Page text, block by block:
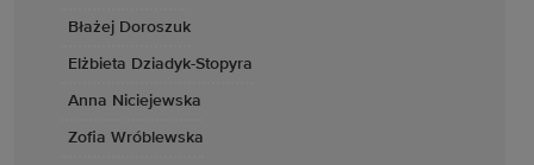
Błażej Doroszuk
Elżbieta Dziadyk-Stopyra
Anna Niciejewska
Zofia Wróblewska